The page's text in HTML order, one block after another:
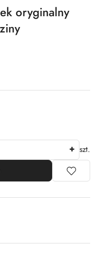
oryginalny
szt.